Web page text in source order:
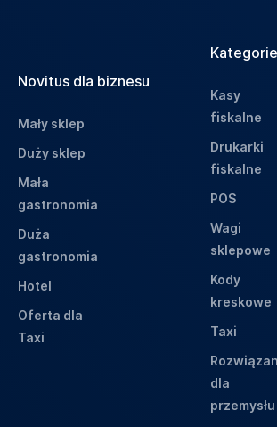
Novitus dla biznesu
Mały sklep
Duży sklep
Mała
gastronomia
Duża
gastronomia
Hotel
Oferta dla
Taxi
Kategorie
Kasy
fiskalne
Drukarki
fiskalne
POS
Wagi
sklepowe
Kody
kreskowe
Taxi
dla
przemysłu